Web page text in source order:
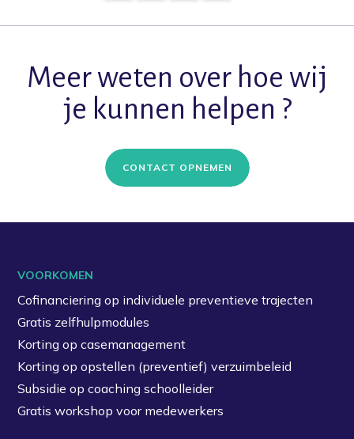
Meer weten over hoe wij
je kunnen helpen ?
CONTACT OPNEMEN
VOORKOMEN
Cofinanciering op individuele preventieve trajecten
Gratis zelfhulpmodules
Korting op casemanagement
Korting op opstellen (preventief) verzuimbeleid
Subsidie op coaching schoolleider
Gratis workshop voor medewerkers